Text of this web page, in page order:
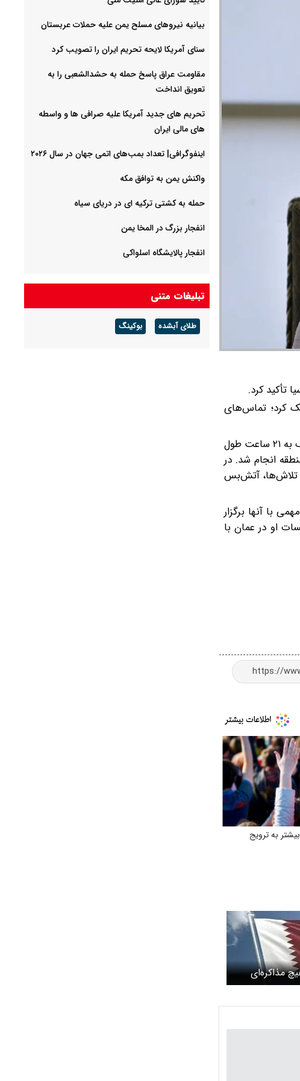
تأکید کرد.
کرد؛ تماس‌های
شهباز شریف در جلسه کابینه پاکستان گفت: «مذاکرات بین ایران و آمریکا که در شب ۱۱ آوریل در پاکستان برگزار شد، نزدیک به ۲۱ ساعت طول
انجام شد. در
تلاش‌ها، آتش‌بس
با آنها برگزار
او در عمان با
به ترویج
مذاکره‌ای
بیانیه نیروهای مسلح یمن علیه حملات عربستان
سنای آمریکا لایحه تحریم ایران را تصویب کرد
مقاومت عراق پاسخ حمله به حشدالشعبی را به
تعویق انداخت
تحریم های جدید آمریکا علیه صرافی ها و واسطه
های مالی ایران
اینفوگرافی| تعداد بمب‌های اتمی جهان در سال ۲۰۲۶
واکنش یمن به توافق مکه
حمله به کشتی ترکیه ای در دریای سیاه
انفجار بزرگ در المخا یمن
انفجار پالایشگاه اسلواکی
تبلیغات متنی
طلای آبشده بوکینگ